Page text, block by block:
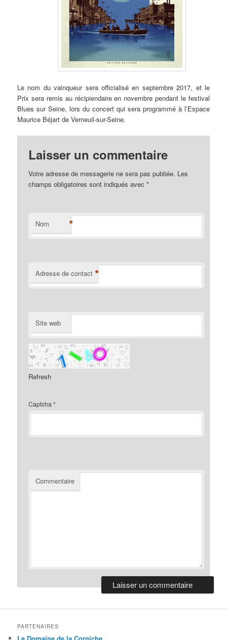
Le nom du vainqueur sera officialisé en septembre 2017, et le
Prix sera remis au récipiendaire en novembre pendant le festival
Blues sur Seine, lors du concert qui sera programmé à l’Espace
Maurice Béjart de Verneuil-sur-Seine.
Laisser un commentaire
Votre adresse de messagerie ne sera pas publiée. Les
champs obligatoires sont indiqués avec*
Nom *
Adresse de contact *
Site web
Refresh
Captcha *
Commentaire
PARTENAIRES